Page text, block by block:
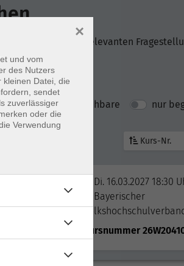
zu aktuell relevanten
nur buchbare nur
Kurs-Nr.
Di. 16.03.2027 18:30
Bayerischer
Kursnummer
und vom
des Nutzers
Datei, die
sendet
zuverlässiger
oder die
Verwendung
×